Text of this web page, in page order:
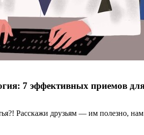
7 эффективных приемов
Расскажи друзьям — им полезно,